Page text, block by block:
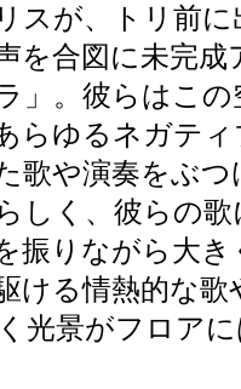
スが、トリ前に
を合図に未完
」。彼らはこの
らゆるネガテ
歌や演奏をぶ
しく、彼らの
振りながら大き
ける情熱的な歌
光景がフロア